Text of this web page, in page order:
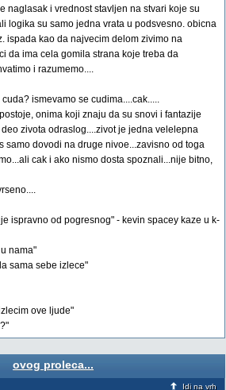
naglasak i vrednost stavljen na stvari koje su
logika su samo jedna vrata u podsvesno. obicna
ispada kao da najvecim delom zivimo na
da ima cela gomila strana koje treba da
i razumemo....
ismevamo se cudima....cak.....
onima koji znaju da su snovi i fantazije
zivota odraslog....zivot je jedna velelepna
samo dovodi na druge nivoe...zavisno od toga
cak i ako nismo dosta spoznali...nije bitno,
ispravno od pogresnog" - kevin spacey kaze u k-
nama"
sama sebe izlece"
ove ljude"
ovog proleca...
Idi na vrh